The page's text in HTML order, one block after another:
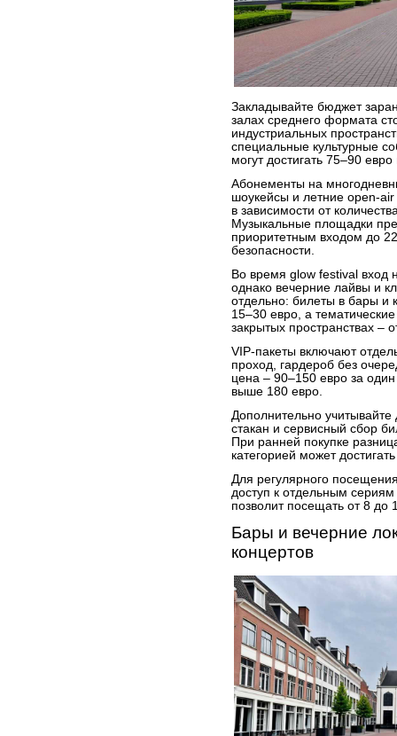
Закладывайте бюджет
залах среднего формата
индустриальных
специальные культурные
могут достигать 75–90
Абонементы на
шоукейсы и летние open-
в зависимости от
Музыкальные площадки
приоритетным входом до
безопасности.
Во время glow festival вход
однако вечерние лайвы и
отдельно: билеты в бары и
15–30 евро, а
закрытых пространствах –
VIP-пакеты включают
проход, гардероб без
цена – 90–150 евро за
выше 180 евро.
Дополнительно
стакан и сервисный сбор
При ранней покупке
категорией может
Для регулярного
доступ к отдельным
позволит посещать от 8 до
Бары и вечерние
концертов